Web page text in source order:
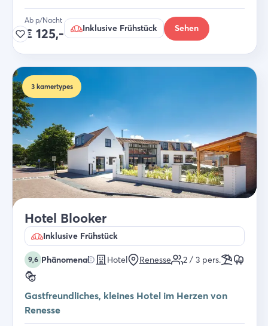
Ab p/Nacht
€ 125,- Inklusive Frühstück Sehen
3 kamertypes
Hotel Blooker
Inklusive Frühstück
9,6 Phänomenal Hotel Renesse 2 / 3 pers.
Gastfreundliches, kleines Hotel im Herzen von
Renesse